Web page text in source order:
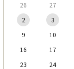
26 27
2
3
9
10
16
17
23
24